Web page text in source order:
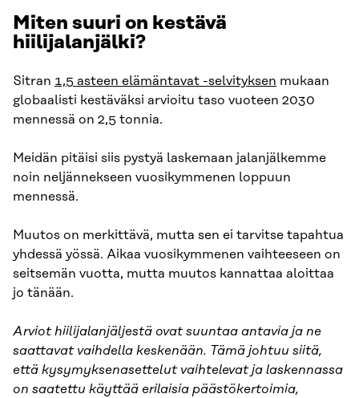
Miten suuri on kestävä
hiilijalanjälki?
Sitran 1,5 asteen elämäntavat -selvityksen mukaan
globaalisti kestäväksi arvioitu taso vuoteen 2030
mennessä on 2,5 tonnia.
Meidän pitäisi siis pystyä laskemaan jalanjälkemme
noin neljännekseen vuosikymmenen loppuun
mennessä.
Muutos on merkittävä, mutta sen ei tarvitse tapahtua
yhdessä yössä. Aikaa vuosikymmenen vaihteeseen on
seitsemän vuotta, mutta muutos kannattaa aloittaa
jo tänään.
Arviot hiilijalanjäljestä ovat suuntaa antavia ja ne
saattavat vaihdella keskenään. Tämä johtuu siitä,
että kysymyksenasettelut vaihtelevat ja laskennassa
on saatettu käyttää erilaisia päästökertoimia,